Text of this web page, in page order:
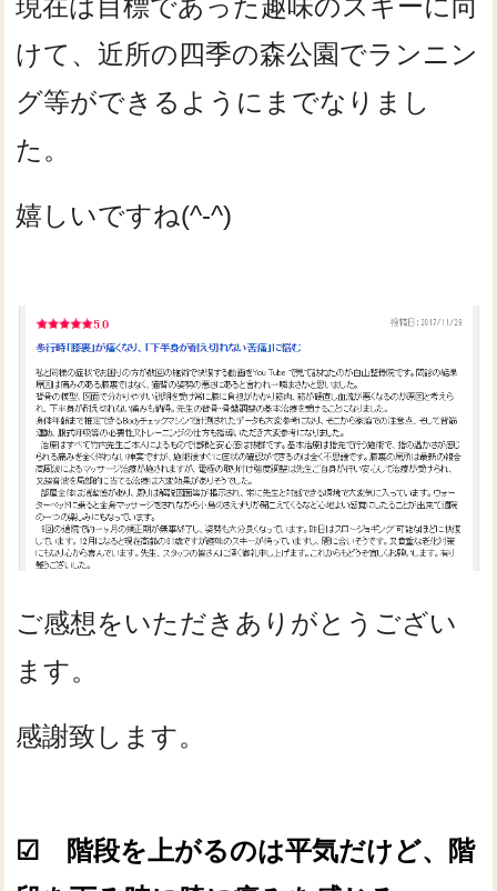
現在は目標であった趣味のスキーに向
けて、近所の四季の森公園でランニン
グ等ができるようにまでなりまし
た。
嬉しいですね(^-^)
ご感想をいただきありがとうござい
ます。
感謝致します。
☑ 階段を上がるのは平気だけど、階